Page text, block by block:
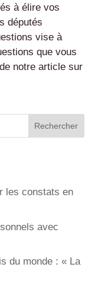
à élire vos
députés
vise à
que vous
notre article sur
Rechercher
les constats en
avec
du monde : « La